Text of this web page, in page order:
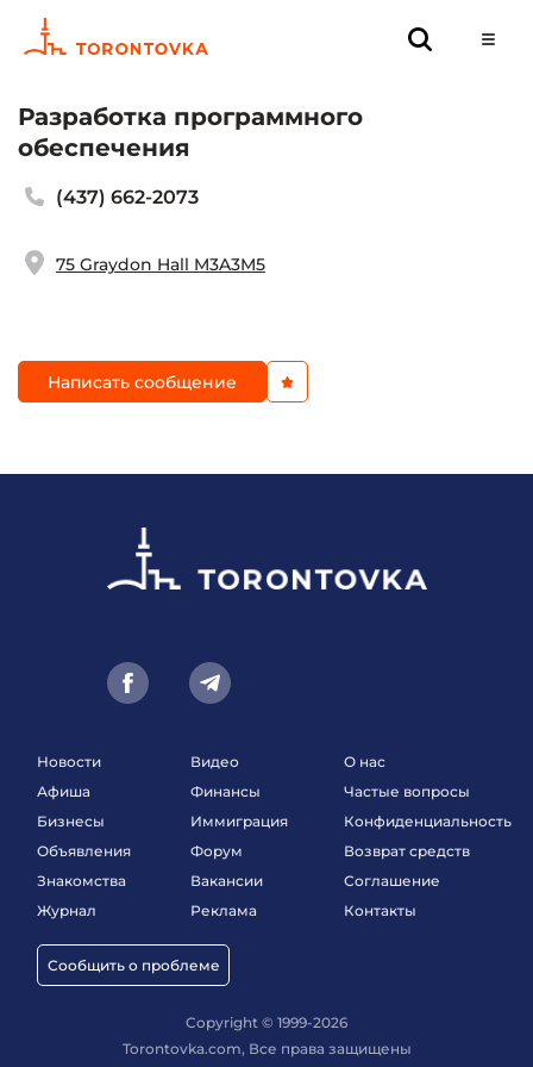
Разработка программного
обеспечения
(437) 662-2073
75 Graydon Hall M3A3M5
Написать сообщение
Новости
Афиша
Бизнесы
Объявления
Знакомства
Журнал
Сообщить о проблеме
Видео
Финансы
Иммиграция
Форум
Вакансии
Реклама
О нас
Частые вопросы
Конфиденциальность
Возврат средств
Соглашение
Контакты
Copyright © 1999-2026
Torontovka.com, Все права защищены